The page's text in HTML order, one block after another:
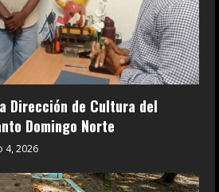
Dirección de Cultura del
Domingo Norte
4, 2026